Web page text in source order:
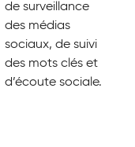
de surveillance
des médias
sociaux, de suivi
des mots clés et
d’écoute sociale.